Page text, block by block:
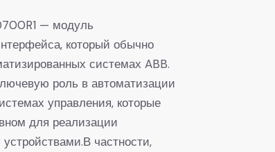
— модуль
который обычно
системах ABB.
роль в автоматизации
управления, которые
для реализации
частности,